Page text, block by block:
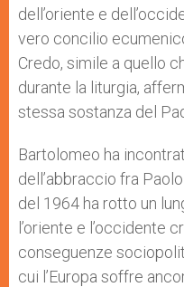
dell’oriente e
vero concilio
Credo, simile a quello
durante la liturgia,
stessa sostanza del
Bartolomeo ha
dell’abbraccio fra
del 1964 ha rotto un
l’oriente e l’occidente
conseguenze
cui l’Europa soffre